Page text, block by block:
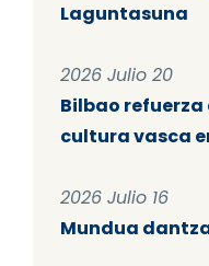
Laguntasuna
2026 Julio 20
Bilbao
cultura vasca
2026 Julio 16
Mundua